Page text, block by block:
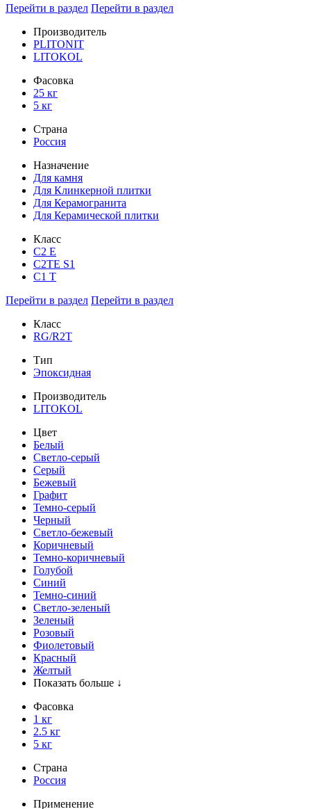
Перейти в раздел Перейти в раздел
Производитель
PLITONIT
LITOKOL
Фасовка
25 кг
5 кг
Страна
Россия
Назначение
Для камня
Для Клинкерной плитки
Для Керамогранита
Для Керамической плитки
Класс
С2 Е
C2TE S1
C1 T
Перейти в раздел Перейти в раздел
Класс
RG/R2T
Тип
Эпоксидная
Производитель
LITOKOL
Цвет
Белый
Светло-серый
Серый
Бежевый
Графит
Темно-серый
Черный
Светло-бежевый
Коричневый
Темно-коричневый
Голубой
Синий
Темно-синий
Светло-зеленый
Зеленый
Розовый
Фиолетовый
Красный
Желтый
Показать больше ↓
Фасовка
1 кг
2.5 кг
5 кг
Страна
Россия
Применение